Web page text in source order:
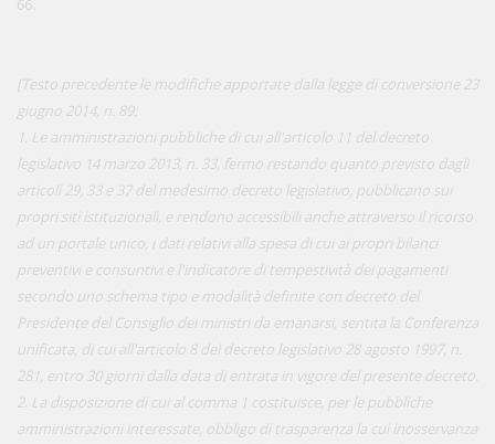
66.
[Testo precedente le modifiche apportate dalla legge di conversione 23
giugno 2014, n. 89:
1. Le amministrazioni pubbliche di cui all'articolo 11 del decreto
legislativo 14 marzo 2013, n. 33, fermo restando quanto previsto dagli
articoli 29, 33 e 37 del medesimo decreto legislativo, pubblicano sui
propri siti istituzionali, e rendono accessibili anche attraverso il ricorso
ad un portale unico, i dati relativi alla spesa di cui ai propri bilanci
preventivi e consuntivi e l'indicatore di tempestività dei pagamenti
secondo uno schema tipo e modalità definite con decreto del
Presidente del Consiglio dei ministri da emanarsi, sentita la Conferenza
unificata, di cui all'articolo 8 del decreto legislativo 28 agosto 1997, n.
281, entro 30 giorni dalla data di entrata in vigore del presente decreto.
2. La disposizione di cui al comma 1 costituisce, per le pubbliche
amministrazioni interessate, obbligo di trasparenza la cui inosservanza